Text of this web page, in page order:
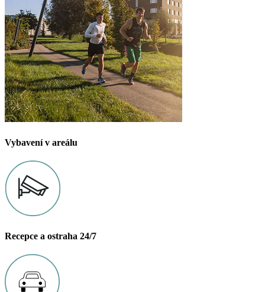
Vybavení v areálu
Recepce a ostraha 24/7